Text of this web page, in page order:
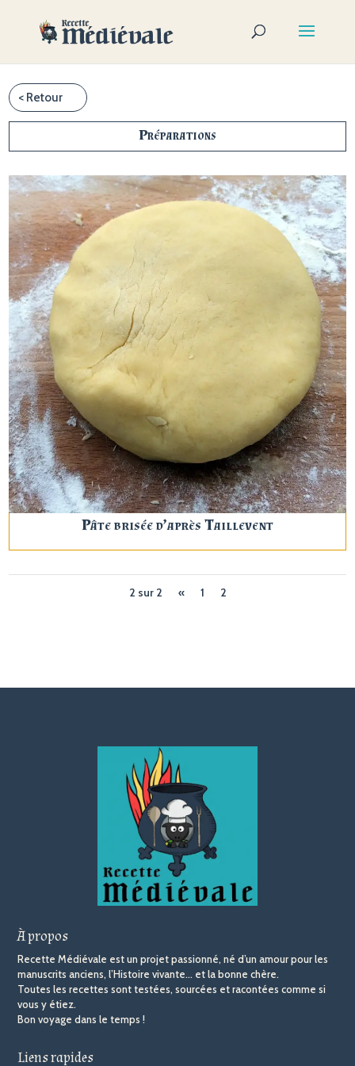
Préparations
Pâte brisée d’après Taillevent
2 sur 2 « 1 2
À propos
Recette Médiévale est un projet passionné, né d’un amour pour les
manuscrits anciens, l’Histoire vivante… et la bonne chère.
Toutes les recettes sont testées, sourcées et racontées comme si
vous y étiez.
Bon voyage dans le temps !
Liens rapides